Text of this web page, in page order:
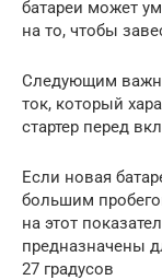
батареи может
на то, чтобы
Следующим
ток, который
стартер перед
Если новая
большим
на этот
предназначены
27 градусов